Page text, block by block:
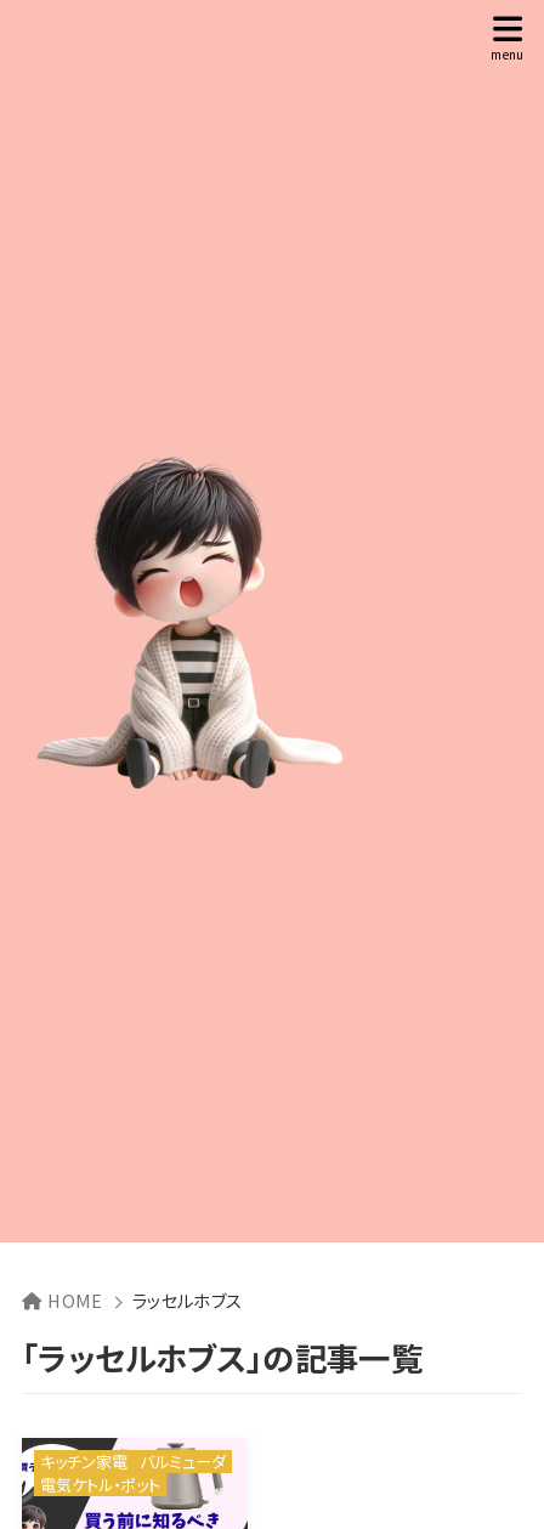
HOME ラッセルホブス
「ラッセルホブス」の記事一覧
キッチン家電 バルミューダ
電気ケトル・ポット